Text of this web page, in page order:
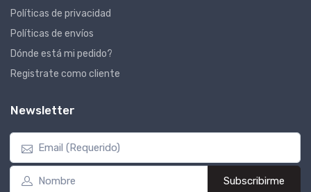
Políticas de privacidad
Políticas de envíos
Dónde está mi pedido?
Registrate como cliente
Newsletter
Subscribirme